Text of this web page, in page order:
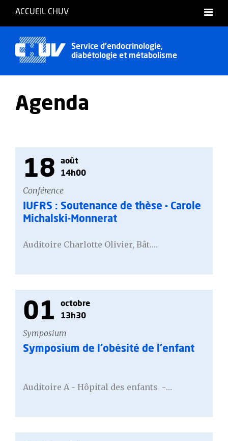
ACCUEIL CHUV
Service d'endocrinologie,
diabétologie et métabolisme
Agenda
18
août
14h00
Conférence
IUFRS : Soutenance de thèse - Carole
Michalski-Monnerat
Auditoire Charlotte Olivier, Bât.…
01
octobre
13h30
Symposium
Symposium de l'obésité de l'enfant
Auditoire A - Hôpital des enfants -…